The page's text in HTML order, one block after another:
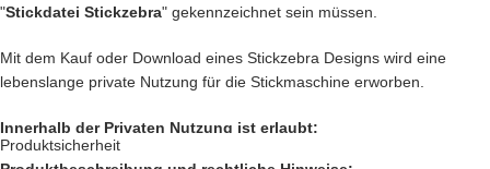
Motiv.
Nach deiner Bestellung, kannst du, die wundervolle Dateidirekt
herunterladen.
"Stickdatei Stickzebra" gekennzeichnet sein müssen.
Mit dem Kauf oder Download eines Stickzebra Designs wird eine
lebenslange private Nutzung für die Stickmaschine erworben.
Innerhalb der Privaten Nutzung ist erlaubt:
Produktsicherheit